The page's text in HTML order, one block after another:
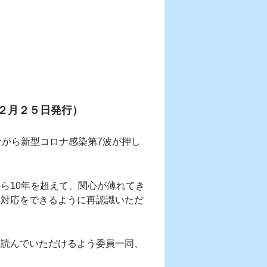
２５日発行）
ら新型コロナ感染第7波が押し
10年を超えて、関心が薄れてき
応をできるように再認識いただ
でいただけるよう委員一同、